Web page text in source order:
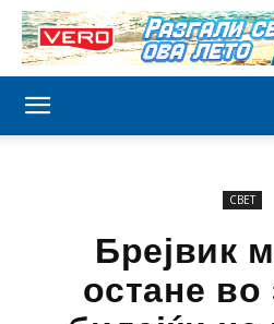
СВЕТ
Брејвик
остане во